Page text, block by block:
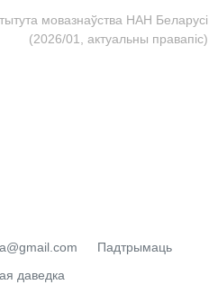
мовазнаўства НАН Беларусі
(2026/01, актуальны правапіс)
Падтрымаць
даведка